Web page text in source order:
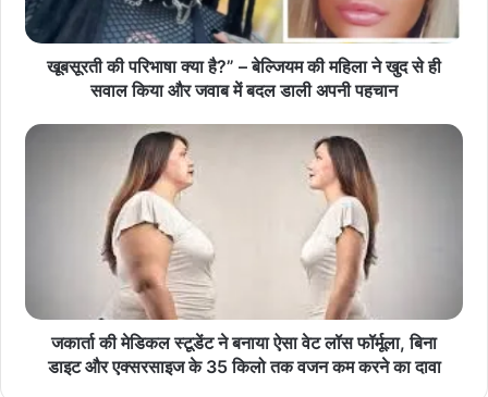
खूबसूरती की परिभाषा क्या है?” – बेल्जियम की महिला ने खुद से ही
सवाल किया और जवाब में बदल डाली अपनी पहचान
जकार्ता की मेडिकल स्टूडेंट ने बनाया ऐसा वेट लॉस फॉर्मूला, बिना
डाइट और एक्सरसाइज के 35 किलो तक वजन कम करने का दावा